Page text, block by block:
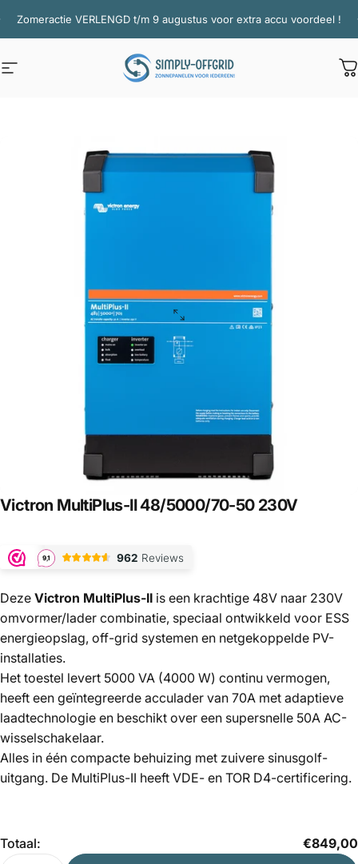
Zomeractie VERLENGD t/m 9 augustus voor extra accu voordeel !
Site navigatie Simply Offgrid
Victron MultiPlus-II48/5000/70-50 230V
Deze Victron MultiPlus-II is een krachtige 48V naar 230V
omvormer/lader combinatie, speciaal ontwikkeld voor ESS
energieopslag, off-grid systemen en netgekoppelde PV-
installaties.
Het toestel levert 5000 VA (4000 W) continu vermogen,
heeft een geïntegreerde acculader van 70A met adaptieve
laadtechnologie en beschikt over een supersnelle 50A AC-
wisselschakelaar.
Alles in één compacte behuizing met zuivere sinusgolf-
uitgang. De MultiPlus-II heeft VDE- en TOR D4-certificering.
Totaal: €849,00
Hoeveelheid